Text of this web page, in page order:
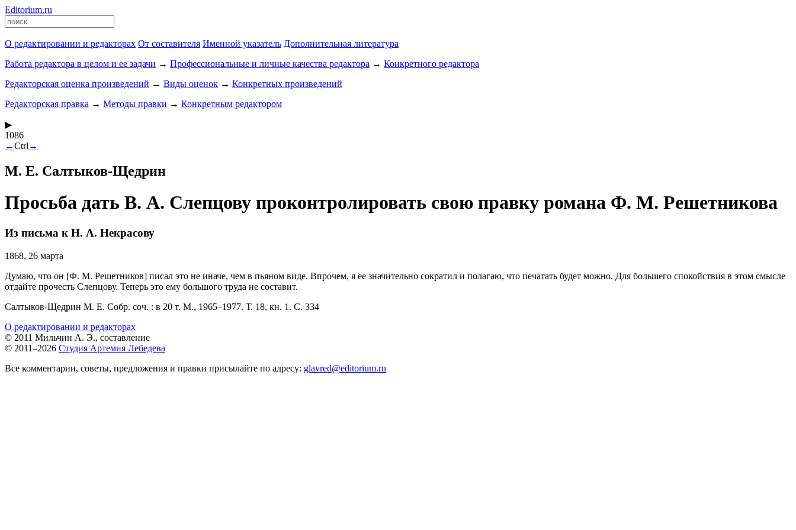
Editorium.ru
О редактировании и редакторах От составителя Именной указатель Дополнительная литература
Работа редактора в целом и ее задачи → Профессиональные и личные качества редактора → Конкретного редактора
Редакторская оценка произведений → Виды оценок → Конкретных произведений
Редакторская правка → Методы правки → Конкретным редактором
▶
1086
←Ctrl →
М. Е. Салтыков-Щедрин
Просьба дать В. А. Слепцову проконтролировать свою правку романа Ф. М. Решетникова
Из письма к Н. А. Некрасову
1868, 26 марта
Думаю, что он [Ф. М. Решетников] писал это не иначе, чем в пьяном виде. Впрочем, я ее значительно сократил и полагаю, что печатать будет можно. Для большего спокойствия в этом смысле
отдайте прочесть Слепцову. Теперь это ему большого труда не составит.
Салтыков-Щедрин М. Е. Собр. соч. : в 20 т. М., 1965–1977. Т. 18, кн. 1. С. 334
О редактировании и редакторах
© 2011 Мильчин А. Э., составление
© 2011–2026 Студия Артемия Лебедева
Все комментарии, советы, предложения и правки присылайте по адресу: glavred@editorium.ru